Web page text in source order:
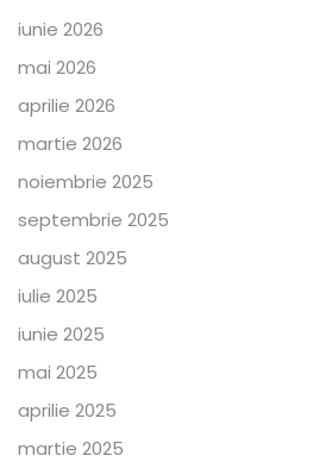
iunie 2026
mai 2026
aprilie 2026
martie 2026
noiembrie 2025
septembrie 2025
august 2025
iulie 2025
iunie 2025
mai 2025
aprilie 2025
martie 2025